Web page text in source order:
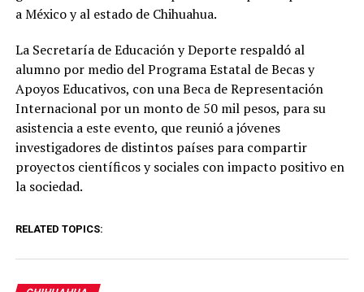
a México y al estado de Chihuahua.
La Secretaría de Educación y Deporte respaldó al
alumno por medio del Programa Estatal de Becas y
Apoyos Educativos, con una Beca de Representación
Internacional por un monto de 50 mil pesos, para su
asistencia a este evento, que reunió a jóvenes
investigadores de distintos países para compartir
proyectos científicos y sociales con impacto positivo en
la sociedad.
RELATED TOPICS: